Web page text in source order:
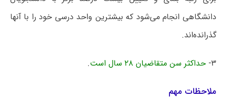
دانشگاهی انجام می‌شود که بیشترین واحد درسی خود را با آنها
گذرانده‌اند.
۳- حداکثر سن متقاضیان ۲۸ سال است .
ملاحظات مهم